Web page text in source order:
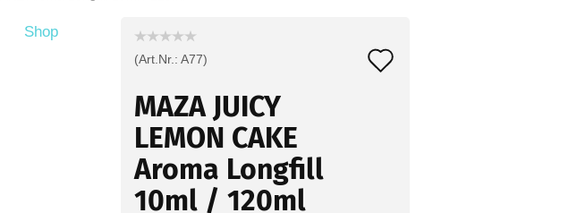
(Art.Nr.: A77)
MAZA JUICY
LEMON CAKE
Aroma Longfill
10ml / 120ml